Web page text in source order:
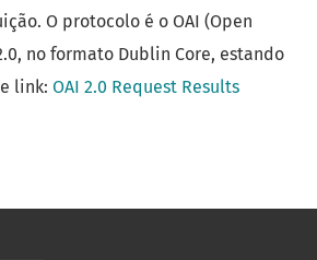
O protocolo é o OAI (Open
no formato Dublin Core, estando
link: OAI 2.0 Request Results